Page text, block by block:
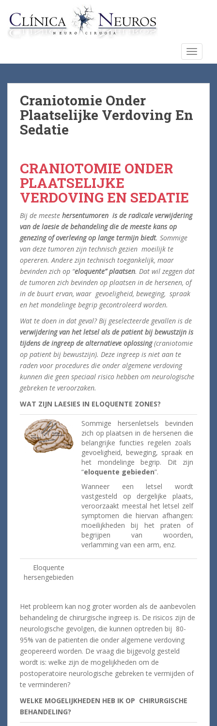
Craniotomie Onder
Plaatselijke Verdoving En
Sedatie
CRANIOTOMIE ONDER
PLAATSELIJKE
VERDOVING EN SEDATIE
Bij de meeste hersentumoren is de radicale verwijdering
van de laesie de behandeling die de meeste kans op
genezing of overleving op lange termijn biedt. Sommige
van deze tumoren zijn technisch gezien moeilijk te
opereren. Andere zijn technisch toegankelijk, maar
bevinden zich op “eloquente” plaatsen. Dat wil zeggen dat
de tumoren zich bevinden op plaatsen in de hersenen, of
in de buurt ervan, waar gevoeligheid, beweging, spraak
en het mondelinge begrip gecontroleerd worden.
Wat te doen in dat geval? Bij geselecteerde gevallen is de
verwijdering van het letsel als de patient bij bewustzijn is
tijdens de ingreep de alternatieve oplossing(craniotomie
op patient bij bewustzijn). Deze ingreep is niet aan te
raden voor procedures die onder algemene verdoving
kunnen die geen speciaal risico hebben om neurologische
gebreken te veroorzaken.
WAT ZIJN LAESIES IN ELOQUENTE ZONES?
Sommige hersenletsels bevinden
zich op plaatsen in de hersenen die
belangrijke functies regelen zoals
gevoeligheid, beweging, spraak en
het mondelinge begrip. Dit zijn
“eloquente gebieden”.
Wanneer een letsel wordt
vastgesteld op dergelijke plaats,
veroorzaakt meestal het letsel zelf
symptomen die hiervan afhangen:
moeilijkheden bij het praten of
begrijpen van woorden,
verlamming van een arm, enz.
Eloquente
hersengebieden
Het probleem kan nog groter worden als de aanbevolen
behandeling de chirurgische ingreep is. De risicos zijn de
neurologische gevolgen, die kunnen optreden bij 80-
95% van de patienten die onder algemene verdoving
geopereerd worden. De vraag die bijgevolg gesteld
wordt is: welke zijn de mogelijkheden om de
postoperatoire neurologische gebreken te vermijden of
te verminderen?
WELKE MOGELIJKHEDEN HEB IK OP CHIRURGISCHE
BEHANDELING?